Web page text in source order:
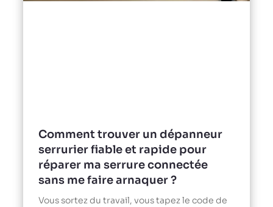
Comment trouver un dépanneur
serrurier fiable et rapide pour
réparer ma serrure connectée
sans me faire arnaquer ?
Vous sortez du travail, vous tapez le code de